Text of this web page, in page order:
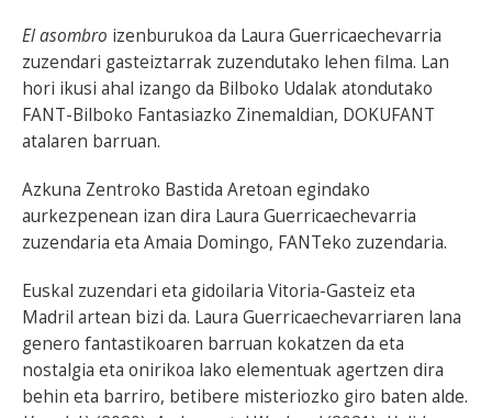
El asombro izenburukoa da Laura Guerricaechevarria
zuzendari gasteiztarrak zuzendutako lehen filma. Lan
hori ikusi ahal izango da Bilboko Udalak atondutako
FANT-Bilboko Fantasiazko Zinemaldian, DOKUFANT
atalaren barruan.
Azkuna Zentroko Bastida Aretoan egindako
aurkezpenean izan dira Laura Guerricaechevarria
zuzendaria eta Amaia Domingo, FANTeko zuzendaria.
Euskal zuzendari eta gidoilaria Vitoria-Gasteiz eta
Madril artean bizi da. Laura Guerricaechevarriaren lana
genero fantastikoaren barruan kokatzen da eta
nostalgia eta onirikoa lako elementuak agertzen dira
behin eta barriro, betibere misteriozko giro baten alde.